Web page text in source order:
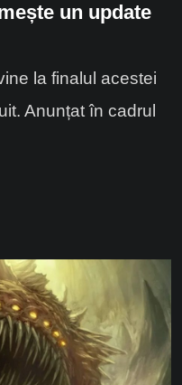
un update
la finalul acestei
Anunțat în cadrul